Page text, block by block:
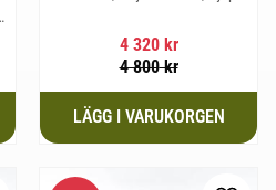
4 320kr
4 800kr